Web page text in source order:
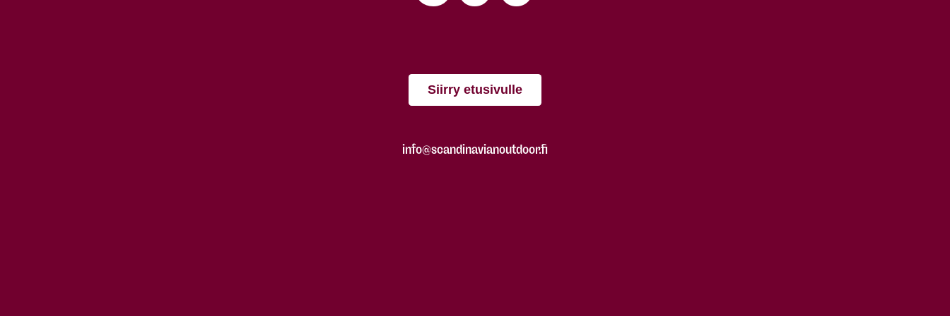
Siirry etusivulle
info@scandinavianoutdoor.fi